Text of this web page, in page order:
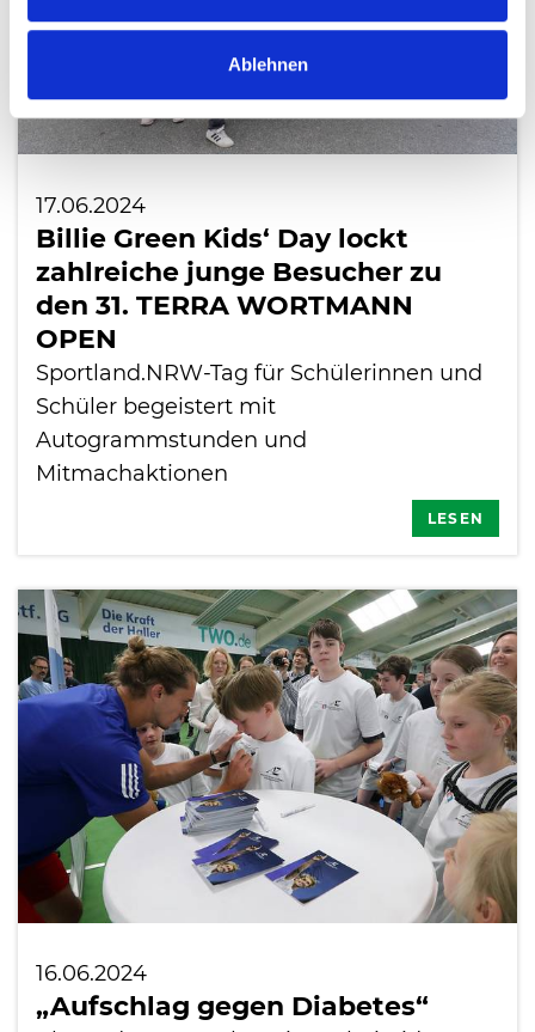
Ablehnen
17.06.2024
Billie Green Kids‘ Day lockt
zahlreiche junge Besucher zu
den 31. TERRA WORTMANN
OPEN
Sportland.NRW-Tag für Schülerinnen und
Schüler begeistert mit
Autogrammstunden und
Mitmachaktionen
LESEN
16.06.2024
„Aufschlag gegen Diabetes“